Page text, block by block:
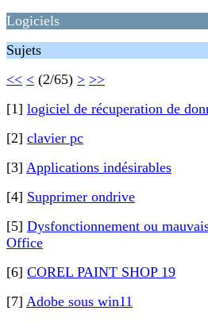
Logiciels
Sujets
<< < (2/65) > >>
[1] logiciel de récuperation de
[2] clavier pc
[3] Applications indésirables
[4] Supprimer ondrive
[5] Dysfonctionnement ou
Office
[6] COREL PAINT SHOP 19
[7] Adobe sous win11